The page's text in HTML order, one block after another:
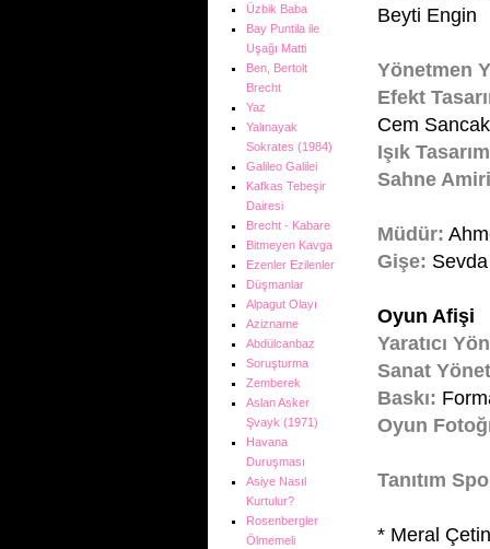
Üzbik Baba
Bay Puntila ile
Uşağı Matti
Ben, Bertolt
Brecht
Yaz
Yalınayak
Sokrates (1984)
Galileo Galilei
Kafkas Tebeşir
Dairesi
Brecht - Kabare
Bitmeyen Kavga
Ezenler Ezilenler
Düşmanlar
Alpagut Olayı
Azizname
Abdülcanbaz
Soruşturma
Zemberek
Aslan Asker
Şvayk (1971)
Havana
Duruşması
Asiye Nasıl
Kurtulur?
Rosenbergler
Ölmemeli
Beyti Engin
Yönetmen
Efekt
Cem Sancak
Işık
Sahne
Müdür:
Gişe:
Oyun Afişi
Yaratıcı
Sanat
Baskı:
Oyun
Tanıtım
* Meral